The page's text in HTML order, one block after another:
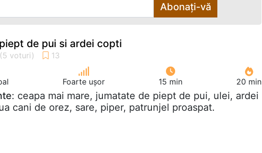
Abonați-vă
de pui si ardei copti
Foarte ușor 15 min 20 min
: ceapa mai mare, jumatate de piept de pui, ulei, ardei
cani de orez, sare, piper, patrunjel proaspat.